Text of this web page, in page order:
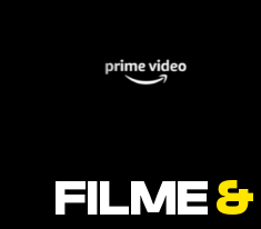
FILME&